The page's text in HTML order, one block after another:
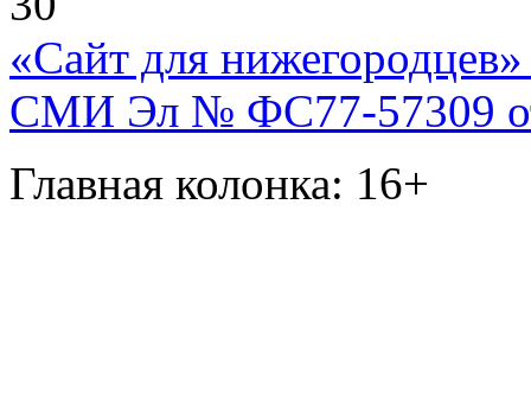
«Сайт для нижегородцев»
СМИ Эл № ФС77-57309
Главная колонка: 16+